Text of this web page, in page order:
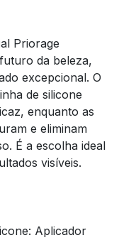
Priorage
da beleza,
excepcional. O
de silicone
enquanto as
e eliminam
É a escolha ideal
visíveis.
Aplicador